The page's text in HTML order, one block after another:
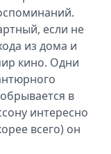
если не
из дома и
кино. Одни
в
интересно
всего) он